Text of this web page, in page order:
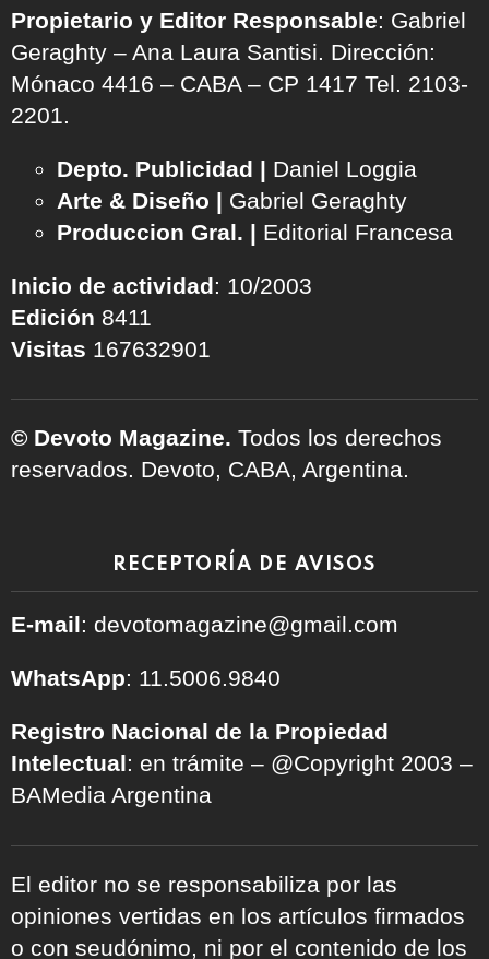
Propietario y Editor Responsable: Gabriel
Geraghty – Ana Laura Santisi. Dirección:
Mónaco 4416 – CABA – CP 1417 Tel. 2103-
2201.
Depto. Publicidad | Daniel Loggia
Arte & Diseño | Gabriel Geraghty
Produccion Gral. | Editorial Francesa
Inicio de actividad: 10/2003
Edición 8411
Visitas 167632901
© Devoto Magazine. Todos los derechos
reservados. Devoto, CABA, Argentina.
RECEPTORÍA DE AVISOS
E-mail: devotomagazine@gmail.com
WhatsApp: 11.5006.9840
Registro Nacional de la Propiedad
Intelectual: en trámite – @Copyright 2003 –
BAMedia Argentina
El editor no se responsabiliza por las
opiniones vertidas en los artículos firmados
o con seudónimo, ni por el contenido de los